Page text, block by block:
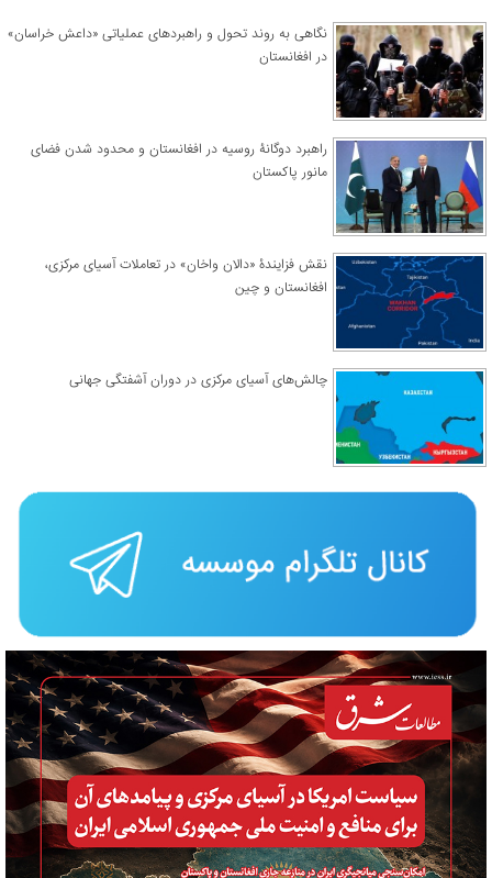
نگاهی به روند تحول و راهبردهای عملیاتی «داعش خراسان»
در افغانستان
راهبرد دوگانۀ روسیه در افغانستان و محدود شدن فضای
مانور پاکستان
نقش فزایندۀ «دالان واخان» در تعاملات آسیای مرکزی،
افغانستان و چین
چالش‌های آسیای مرکزی در دوران آشفتگی جهانی